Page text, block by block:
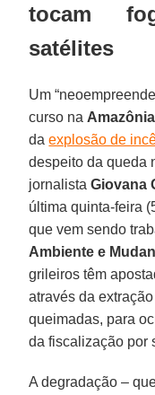
tocam
satélites
Um
curso na Amazônia
daexplosão de
despeito da queda
jornalistaGiovana
última quinta-feira
que vem sendo
Ambiente e
grileiros têm
através da
queimadas, para
da fiscalização por
A degradação –